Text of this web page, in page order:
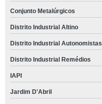
Conjunto Metalúrgicos
Distrito Industrial Altino
Distrito Industrial Autonomistas
Distrito Industrial Remédios
IAPI
Jardim D'Abril